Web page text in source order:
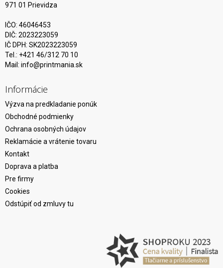
971 01 Prievidza
IČO: 46046453
DIČ: 2023223059
IČ DPH: SK2023223059
Tel.: +421 46/312 70 10
Mail: info@printmania.sk
Informácie
Výzva na predkladanie ponúk
Obchodné podmienky
Ochrana osobných údajov
Reklamácie a vrátenie tovaru
Kontakt
Doprava a platba
Pre firmy
Cookies
Odstúpiť od zmluvy tu